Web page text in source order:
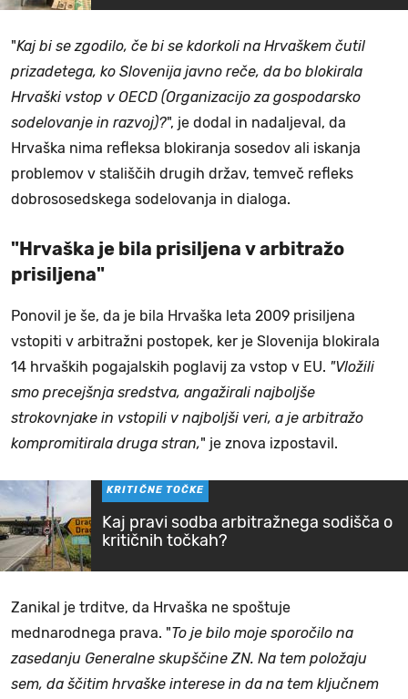
"Kaj bi se zgodilo, če bi se kdorkoli na Hrvaškem čutil
prizadetega, ko Slovenija javno reče, da bo blokirala
Hrvaški vstop v OECD (Organizacijo za gospodarsko
sodelovanje in razvoj)?", je dodal in nadaljeval, da
Hrvaška nima refleksa blokiranja sosedov ali iskanja
problemov v stališčih drugih držav, temveč refleks
dobrososedskega sodelovanja in dialoga.
"Hrvaška je bila prisiljena v arbitražo
prisiljena"
Ponovil je še, da je bila Hrvaška leta 2009 prisiljena
vstopiti v arbitražni postopek, ker je Slovenija blokirala
14 hrvaških pogajalskih poglavij za vstop v EU. "Vložili
smo precejšnja sredstva, angažirali najboljše
strokovnjake in vstopili v najboljši veri, a je arbitražo
kompromitirala druga stran," je znova izpostavil.
KRITIČNE TOČKE
Kaj pravi sodba arbitražnega sodišča o
kritičnih točkah?
Zanikal je trditve, da Hrvaška ne spoštuje
mednarodnega prava. "To je bilo moje sporočilo na
zasedanju Generalne skupščine ZN. Na tem položaju
sem, da ščitim hrvaške interese in da na tem ključnem